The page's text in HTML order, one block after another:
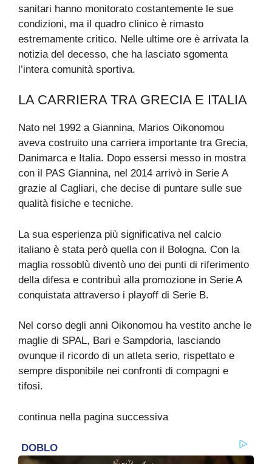
sanitari hanno monitorato costantemente le sue
condizioni, ma il quadro clinico è rimasto
estremamente critico. Nelle ultime ore è arrivata la
notizia del decesso, che ha lasciato sgomenta
l’intera comunità sportiva.
LA CARRIERA TRA GRECIA E ITALIA
Nato nel 1992 a Giannina, Marios Oikonomou
aveva costruito una carriera importante tra Grecia,
Danimarca e Italia. Dopo essersi messo in mostra
con il PAS Giannina, nel 2014 arrivò in Serie A
grazie al Cagliari, che decise di puntare sulle sue
qualità fisiche e tecniche.
La sua esperienza più significativa nel calcio
italiano è stata però quella con il Bologna. Con la
maglia rossoblù diventò uno dei punti di riferimento
della difesa e contribuì alla promozione in Serie A
conquistata attraverso i playoff di Serie B.
Nel corso degli anni Oikonomou ha vestito anche le
maglie di SPAL, Bari e Sampdoria, lasciando
ovunque il ricordo di un atleta serio, rispettato e
sempre disponibile nei confronti di compagni e
tifosi.
continua nella pagina successiva